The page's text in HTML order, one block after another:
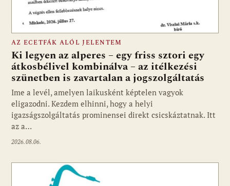
AZ ECETFÁK ALÓL JELENTEM
Ki legyen az alperes – egy friss sztori egy
átkosbélivel kombinálva – az itélkezési
szünetben is zavartalan a jogszolgáltatás
Ime a levél, amelyen laikusként képtelen vagyok
eligazodni. Kezdem elhinni, hogy a helyi
igazságszolgáltatás prominensei direkt csicskáztatnak. Itt
az a…
2026.08.06.